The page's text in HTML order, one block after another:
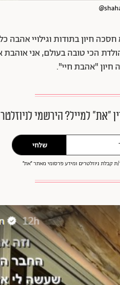
חיון בתודות וגילויי אהבה
הכי טובה בעולם, אני
חיון "אהבת חיי".
״את״ למייל? הירשמי
שלחי
קבלת ניוזלטרים ומידע פרסומי מאתר ״את״